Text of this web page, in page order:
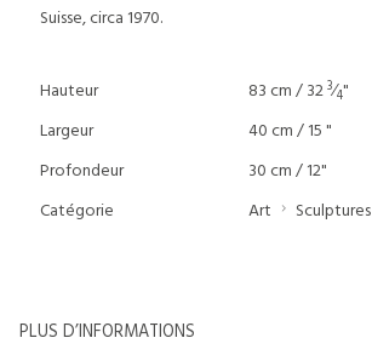
Suisse, circa 1970.
Hauteur 83 cm / 323⁄4"
Largeur
40 cm / 15 "
Profondeur
30 cm / 12"
Catégorie
Art Sculptures
PLUS D’INFORMATIONS